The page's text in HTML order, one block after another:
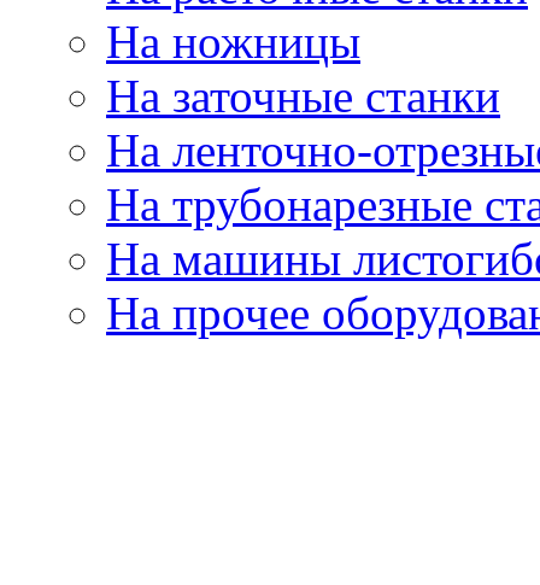
На ножницы
На заточные станки
На ленточно-
На трубонарезные
На машины
На прочее